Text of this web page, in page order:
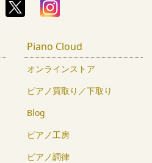
Piano Cloud
オンラインストア
ピアノ買取り／下取り
Blog
ピアノ工房
ピアノ調律